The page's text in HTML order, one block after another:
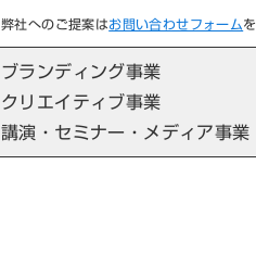
弊社へのご提案はお問い合わせフォーム
ブランディング事業
クリエイティブ事業
講演・セミナー・メディア事業